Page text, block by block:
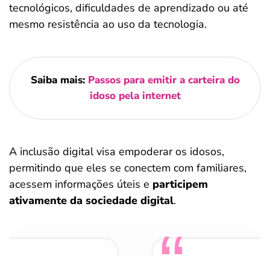
tecnológicos, dificuldades de aprendizado ou até
mesmo resistência ao uso da tecnologia.
Saiba mais: Passos para emitir a carteira do
idoso pela internet
A inclusão digital visa empoderar os idosos,
permitindo que eles se conectem com familiares,
acessem informações úteis e participem
ativamente da sociedade digital.